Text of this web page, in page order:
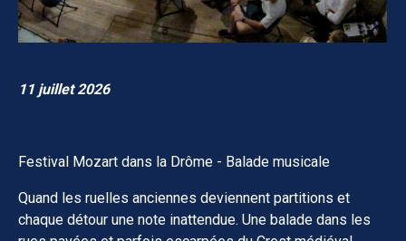
11 juillet 2026
Festival Mozart dans la Drôme - Balade musicale
Quand les ruelles anciennes deviennent partitions et
chaque détour une note inattendue. Une balade dans les